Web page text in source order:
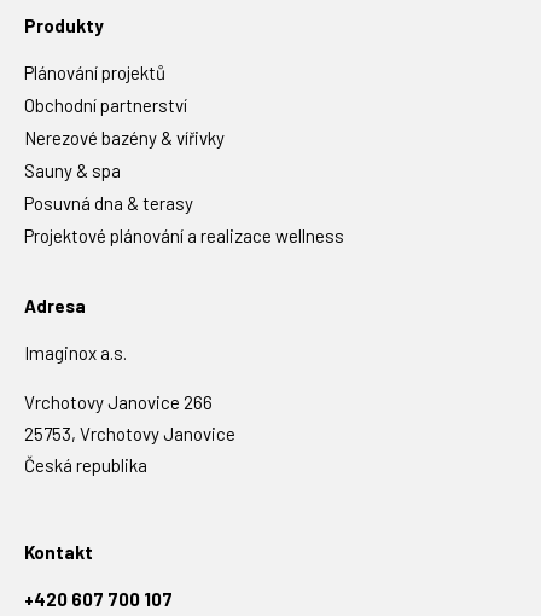
Produkty
Plánování projektů
Obchodní partnerství
Nerezové bazény & vířivky
Sauny & spa
Posuvná dna & terasy
Projektové plánování a realizace wellness
Adresa
Imaginox a.s.
Vrchotovy Janovice 266
25753, Vrchotovy Janovice
Česká republika
Kontakt
+420 607 700 107